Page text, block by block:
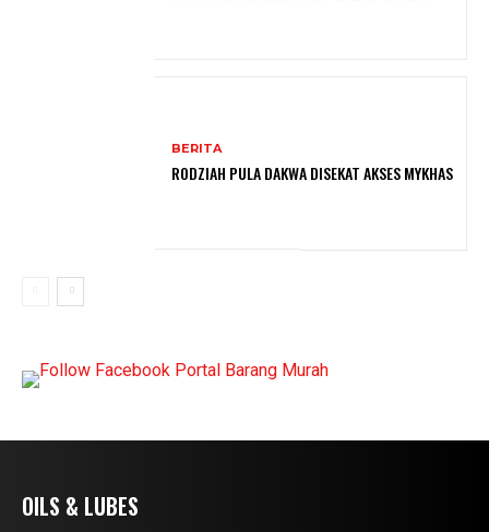
BERITA
RODZIAH PULA DAKWA DISEKAT AKSES MYKHAS
OILS & LUBES